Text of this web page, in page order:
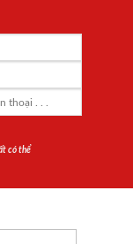
có thể